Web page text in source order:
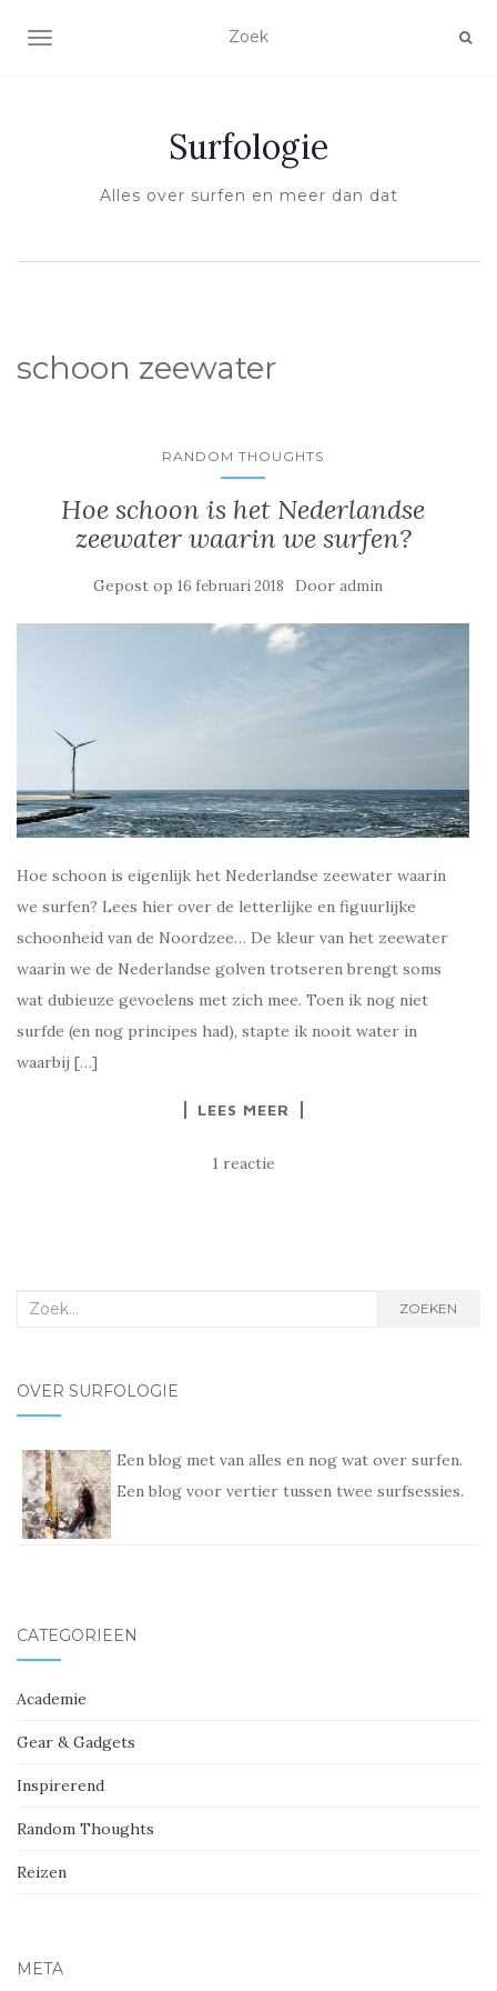
SCHAKEL NAVIGATIE
Surfologie
Alles over surfen en meer dan dat
schoon zeewater
RANDOM THOUGHTS
Hoe schoon is het Nederlandse
zeewater waarin we surfen?
Gepost op 16 februari 2018 Door admin
Hoe schoon is eigenlijk het Nederlandse zeewater waarin
we surfen? Lees hier over de letterlijke en figuurlijke
schoonheid van de Noordzee… De kleur van het zeewater
waarin we de Nederlandse golven trotseren brengt soms
wat dubieuze gevoelens met zich mee. Toen ik nog niet
surfde (en nog principes had), stapte ik nooit water in
waarbij […]
LEES MEER
1 reactie
Zoek
ZOEKEN
OVER SURFOLOGIE
Een blog met van alles en nog wat over surfen.
Een blog voor vertier tussen twee surfsessies.
CATEGORIEËN
Academie
Gear & Gadgets
Inspirerend
Random Thoughts
Reizen
META